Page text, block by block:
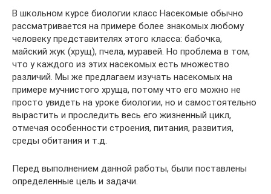
В школьном курсе биологии класс Насекомые обычно
рассматривается на примере более знакомых любому
человеку представителях этого класса: бабочка,
майский жук (хрущ), пчела, муравей. Но проблема в том,
что у каждого из этих насекомых есть множество
различий. Мы же предлагаем изучать насекомых на
примере мучнистого хруща, потому что его можно не
просто увидеть на уроке биологии, но и самостоятельно
вырастить и проследить весь его жизненный цикл,
отмечая особенности строения, питания, развития,
среды обитания и т.д.
Перед выполнением данной работы, были поставлены
определенные цель и задачи.